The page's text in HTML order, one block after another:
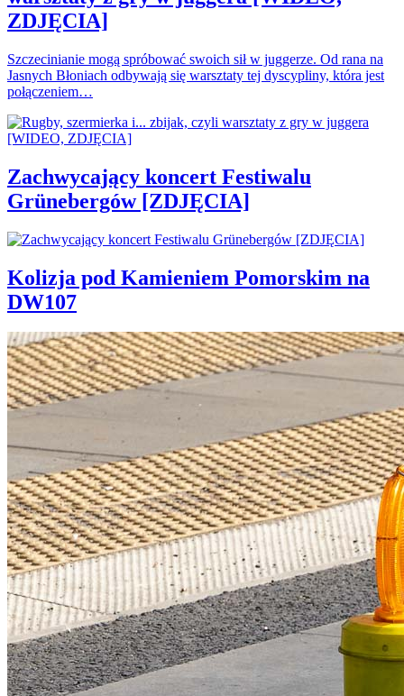
ZDJĘCIA]
Szczecinianie mogą spróbować swoich sił w juggerze. Od rana na
Jasnych Błoniach odbywają się warsztaty tej dyscypliny, która jest
połączeniem…
Zachwycający koncert Festiwalu
Grünebergów [ZDJĘCIA]
Kolizja pod Kamieniem Pomorskim na
DW107